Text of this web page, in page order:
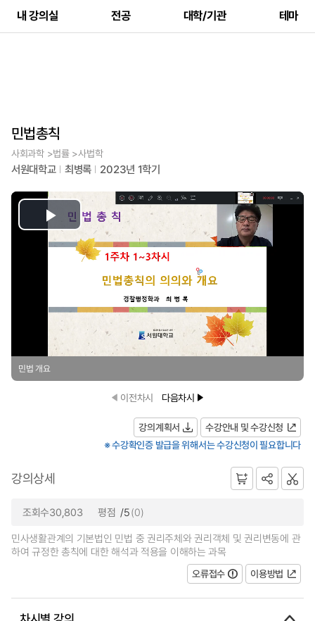
내 강의실 전공 대학/기관 테마
민법총칙
사회과학 >법률 >사법학
서원대학교 최병록 2023년 1학기
Play
Video
민법 개요
이전차시 다음차시
강의계획서
수강안내 및 수강신청
※ 수강확인증 발급을 위해서는 수강신청이 필요합니다
강의상세
조회수30,803 평점 /5(0)
민사생활관계의 기본법인 민법 중 권리주체와 권리객체 및 권리변동에 관
하여 규정한 총칙에 대한 해석과 적용을 이해하는 과목
오류접수
이용방법